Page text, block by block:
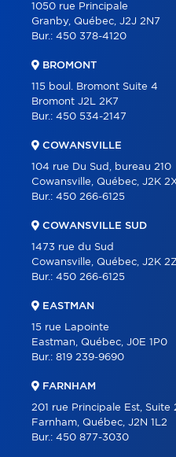
À PROPOS
PARTENAIRES
CONTACT
1050 rue Principale
Granby, Québec, J2J 2N7
Bur.: 450 378-4120
BROMONT
115 boul. Bromont Suite 4
Bromont J2L 2K7
Bur.: 450 534-2147
COWANSVILLE
104 rue Du Sud, bureau 210
Cowansville, Québec, J2K
Bur.: 450 266-6125
COWANSVILLE SUD
1473 rue du Sud
Cowansville, Québec, J2K
Bur.: 450 266-6125
EASTMAN
15 rue Lapointe
Eastman, Québec, J0E 1P0
Bur.: 819 239-9690
FARNHAM
201 rue Principale Est, Suite
Farnham, Québec, J2N 1L2
Bur.: 450 877-3030